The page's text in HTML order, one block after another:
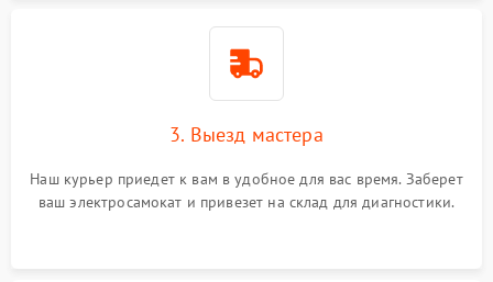
3. Выезд мастера
Наш курьер приедет к вам в удобное для вас время. Заберет
ваш электросамокат и привезет на склад для диагностики.